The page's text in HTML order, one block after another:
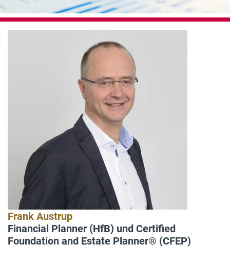
Frank Austrup
Financial Planner (HfB) und Certified
Foundation and Estate Planner® (CFEP)